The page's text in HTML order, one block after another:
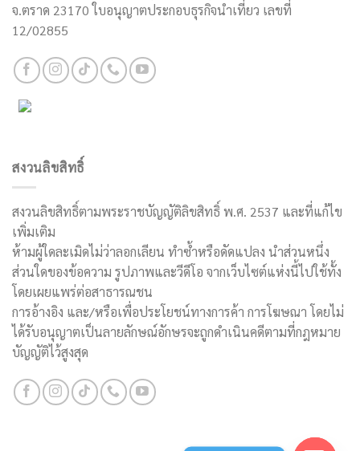
จ.ตราด 23170 ใบอนุญาตประกอบธุรกิจนำเที่ยว เลขที่
12/02855
สงวนลิขสิทธิ์
สงวนลิขสิทธิ์ตามพระราชบัญญัติลิขสิทธิ์ พ.ศ. 2537 และที่แก้ไข
เพิ่มเติม
ห้ามผู้ใดละเมิดไม่ว่าลอกเลียน ทำซ้ำหรือดัดแปลง นำส่วนหนึ่ง
ส่วนใดของข้อความ รูปภาพและวีดีโอ จากเว็บไซต์แห่งนี้ไปใช้ทั้ง
โดยเผยแพร่ต่อสาธารณชน
การอ้างอิง และ/หรือเพื่อประโยชน์ทางการค้า การโฆษณา โดยไม่
ได้รับอนุญาตเป็นลายลักษณ์อักษรจะถูกดำเนินคดีตามที่กฎหมาย
บัญญัติไว้สูงสุด